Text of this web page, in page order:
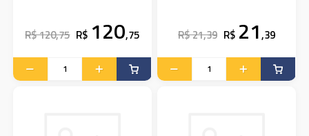
R$ 120,75 R$ 120,75 R$ 21,39 R$ 21,39